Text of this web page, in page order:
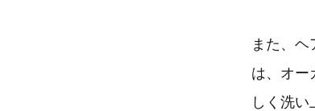
また、
は、オー
しく洗い